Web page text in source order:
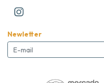
Newletter